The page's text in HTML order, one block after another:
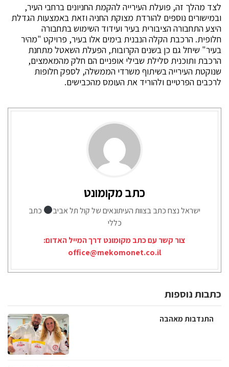
לצד מהלך זה, פועלת העירייה להקמת החניונים ברחבי העיר,
ובמישורים נוספים להורדת מצוקת החניה וזאת באמצעות הגדלת
היצע התחבורה הציבורית בעיר ועידוד השימוש בתחבורה
חלופית. הרכבת הקלה הנבנית בימים אלו בעיר, פרויקט "מהיר
בעיר" שיחל גם כן בשנים הקרובות, הפעלת השאטל מתחנת
הרכבת ותוכנית סלילת שבילי אופניים הם חלק מהמאמצים,
שנוקטת העירייה בשיתוף משרדי הממשלה, לספק חלופות
לרכבים הפרטיים ולהוריד את העומס מהכבישים.
כתב מקומונט
ישראל נצח כתב בצוות העיתונאים של קול תל אביב
כתב
כללי
צור קשר עם כתב מקומונט דרך המייל האדום:
office@mekomonet.co.il
כתבות נוספות
התנדבות מאהבה